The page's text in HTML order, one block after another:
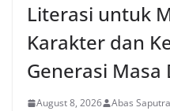
Literasi untuk
Karakter dan
Generasi Masa
August 8, 2026 Abas Saputra